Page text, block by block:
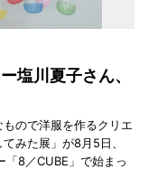
塩川夏子さん、
ので洋服を作るクリエ
みた展」が8月5日、
8／CUBE」で始まっ